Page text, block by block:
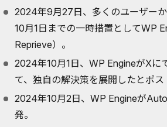
2024年9月27日、多くのユーザー
10月1日までの一時措置としてWP
Reprieve）。
2024年10月1日、WP EngineがXに
て、独自の解決策を展開した とポス
2024年10月2日、WP Engineが
発。